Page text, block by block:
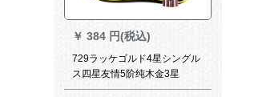
￥ 384 円(税込)
729ラッケゴルド4星シングル
ス四星友情5阶纯木金3星